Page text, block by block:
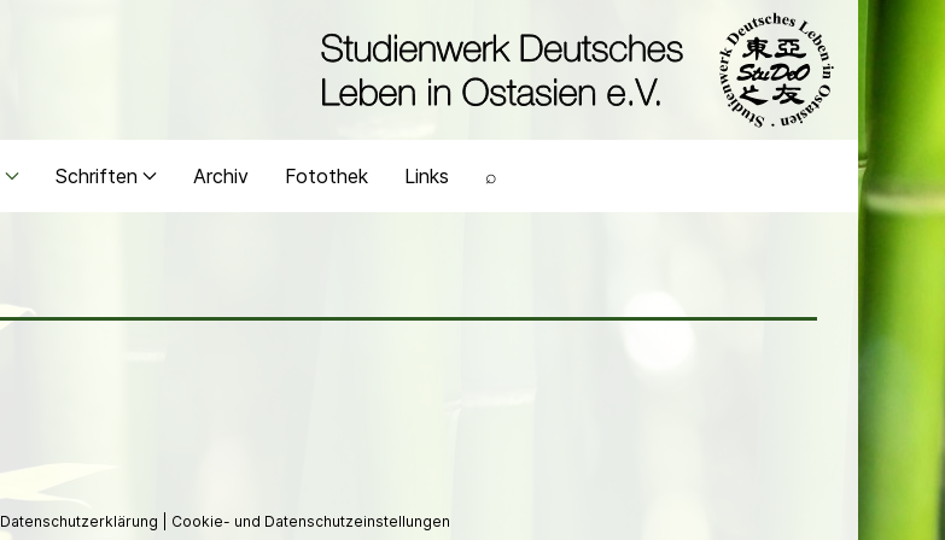
Schriften Archiv Fotothek Links ⌕
Datenschutzerklärung Cookie- und Datenschutzeinstellungen